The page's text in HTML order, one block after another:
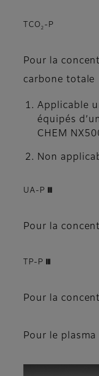
TCO 2 -P
Pour la
carbone totale
Applicable
équipés
CHEM
Non
UA-P Ⅲ
Pour la
TP-P Ⅲ
Pour la
Pour le plasma